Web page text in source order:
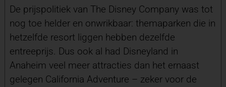
De prijspolitiek van The Disney Company was tot
nog toe helder en onwrikbaar: themaparken die in
hetzelfde resort liggen hebben dezelfde
entreeprijs. Dus ook al had Disneyland in
Anaheim veel meer attracties dan het ernaast
gelegen California Adventure – zeker voor de